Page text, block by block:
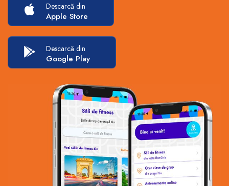
Descarcă din
Apple Store
Descarcă din
Google Play